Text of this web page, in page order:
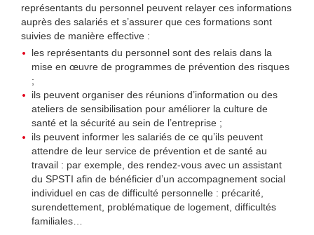
représentants du personnel peuvent relayer ces informations
auprès des salariés et s’assurer que ces formations sont
suivies de manière effective :
les représentants du personnel sont des relais dans la
mise en œuvre de programmes de prévention des risques
;
ils peuvent organiser des réunions d’information ou des
ateliers de sensibilisation pour améliorer la culture de
santé et la sécurité au sein de l’entreprise ;
ils peuvent informer les salariés de ce qu’ils peuvent
attendre de leur service de prévention et de santé au
travail : par exemple, des rendez-vous avec un assistant
du SPSTI afin de bénéficier d’un accompagnement social
individuel en cas de difficulté personnelle : précarité,
surendettement, problématique de logement, difficultés
familiales…